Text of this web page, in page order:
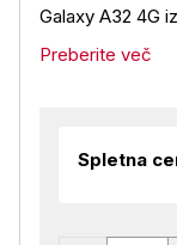
Galaxy A32 4G
Preberite več
Spletna